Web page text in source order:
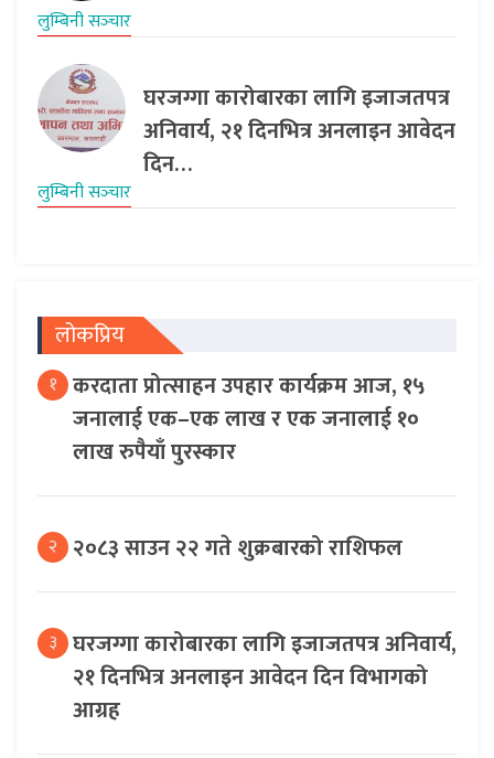
लुम्बिनी सञ्‍चार
घरजग्गा कारोबारका लागि इजाजतपत्र
अनिवार्य, २१ दिनभित्र अनलाइन आवेदन
दिन…
लुम्बिनी सञ्‍चार
लोकप्रिय
१ करदाता प्रोत्साहन उपहार कार्यक्रम आज, १५
जनालाई एक–एक लाख र एक जनालाई १०
लाख रुपैयाँ पुरस्कार
२ २०८३ साउन २२ गते शुक्रबारको राशिफल
३ घरजग्गा कारोबारका लागि इजाजतपत्र अनिवार्य,
२१ दिनभित्र अनलाइन आवेदन दिन विभागको
आग्रह